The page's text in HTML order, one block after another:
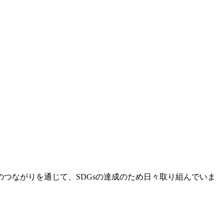
ながりを通じて、SDGsの達成のため日々取り組んでいま